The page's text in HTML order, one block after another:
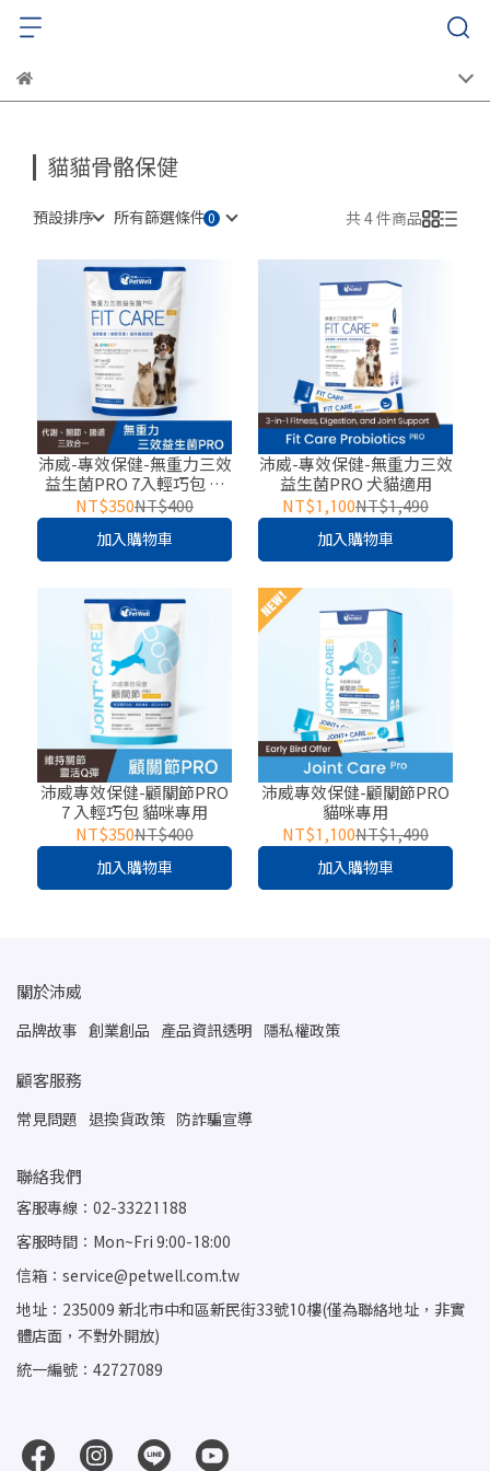
貓貓骨骼保健
預設排序 所有篩選條件 共 4 件商品
沛威-專效保健-無重力三效
益生菌PRO 7入輕巧包 犬
貓適用
NT$350NT$400
加入購物車
沛威-專效保健-無重力三效
益生菌PRO 犬貓適用
NT$1,100NT$1,490
加入購物車
沛威專效保健-顧關節PRO
7 入輕巧包 貓咪專用
NT$350NT$400
加入購物車
沛威專效保健-顧關節PRO
貓咪專用
NT$1,100NT$1,490
加入購物車
關於沛威
品牌故事 創業創品 產品資訊透明 隱私權政策
顧客服務
常見問題 退換貨政策 防詐騙宣導
聯絡我們
客服專線：02-33221188
客服時間：Mon~Fri 9:00-18:00
信箱：service@petwell.com.tw
地址：235009 新北市中和區新民街33號10樓(僅為聯絡地址，非實
體店面，不對外開放)
統一編號：42727089